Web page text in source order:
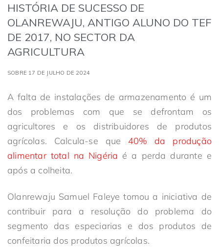
HISTÓRIA DE SUCESSO DE
OLANREWAJU, ANTIGO ALUNO DO TEF
DE 2017, NO SECTOR DA
AGRICULTURA
SOBRE 17 DE JULHO DE 2024
A falta de instalações de armazenamento é um
dos problemas com que se defrontam os
agricultores e os distribuidores de produtos
agrícolas. Calcula-se que 40% da produção
alimentar total na Nigéria é a perda durante e
após a colheita.
Olanrewaju Samuel Faleye tomou a iniciativa de
contribuir para a resolução do problema do
segmento das especiarias e dos produtos de
confeitaria dos produtos agrícolas.